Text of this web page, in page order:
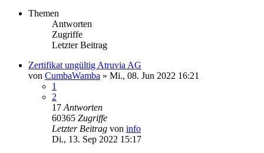
Themen
Antworten
Zugriffe
Letzter Beitrag
Zertifikat ungültig Atruvia AG
von CumbaWamba » Mi., 08. Jun 2022 16:21
1
2
17 Antworten
60365 Zugriffe
Letzter Beitrag von info
Di., 13. Sep 2022 15:17